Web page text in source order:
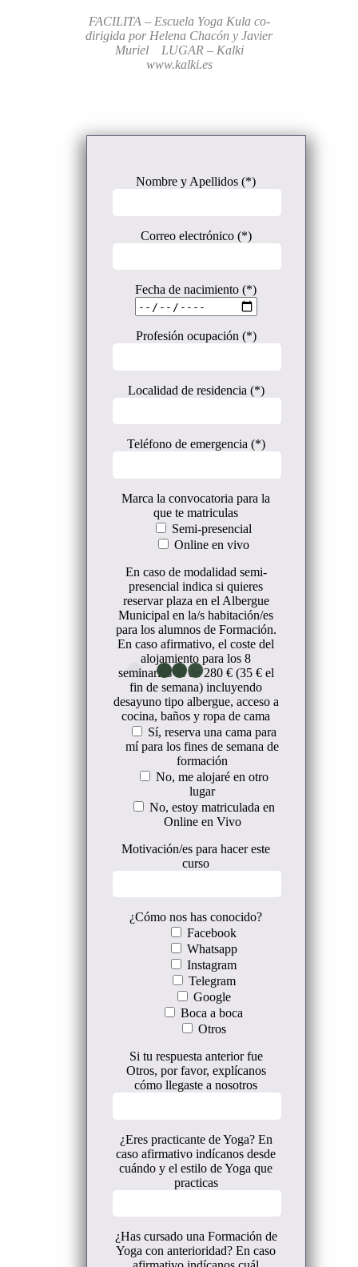
FACILITA – Escuela Yoga Kula co-
dirigida por Helena Chacón y Javier
Muriel LUGAR – Kalki
www.kalki.es
Nombre y Apellidos (*)
Correo electrónico (*)
Fecha de nacimiento (*)
Profesión ocupación (*)
Localidad de residencia (*)
Teléfono de emergencia (*)
Marca la convocatoria para la
que te matriculas
Semi-presencial
Online en vivo
En caso de modalidad semi-
presencial indica si quieres
reservar plaza en el Albergue
Municipal en la/s habitación/es
para los alumnos de Formación.
En caso afirmativo, el coste del
alojamiento para los 8
seminarios es de 280 € (35 € el
fin de semana) incluyendo
desayuno tipo albergue, acceso a
cocina, baños y ropa de cama
Sí, reserva una cama para
mí para los fines de semana de
formación
No, me alojaré en otro
lugar
No, estoy matriculada en
Online en Vivo
Motivación/es para hacer este
curso
¿Cómo nos has conocido?
Facebook
Whatsapp
Instagram
Telegram
Google
Boca a boca
Otros
Si tu respuesta anterior fue
Otros, por favor, explícanos
cómo llegaste a nosotros
¿Eres practicante de Yoga? En
caso afirmativo indícanos desde
cuándo y el estilo de Yoga que
practicas
¿Has cursado una Formación de
Yoga con anterioridad? En caso